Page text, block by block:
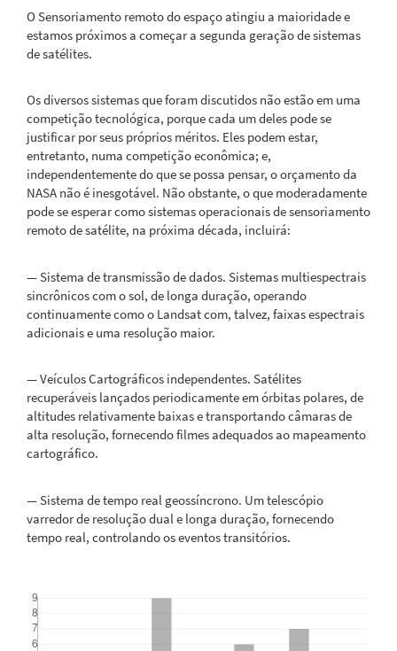
O Sensoriamento remoto do espaço atingiu a maioridade e
estamos próximos a começar a segunda geração de sistemas
de satélites.
Os diversos sistemas que foram discutidos não estão em uma
competição tecnológica, porque cada um deles pode se
justificar por seus próprios méritos. Eles podem estar,
entretanto, numa competição econômica; e,
independentemente do que se possa pensar, o orçamento da
NASA não é inesgotável. Não obstante, o que moderadamente
pode se esperar como sistemas operacionais de sensoriamento
remoto de satélite, na próxima década, incluirá:
— Sistema de transmissão de dados. Sistemas multiespectrais
sincrônicos com o sol, de longa duração, operando
continuamente como o Landsat com, talvez, faixas espectrais
adicionais e uma resolução maior.
— Veículos Cartográficos independentes. Satélites
recuperáveis lançados periodicamente em órbitas polares, de
altitudes relativamente baixas e transportando câmaras de
alta resolução, fornecendo filmes adequados ao mapeamento
cartográfico.
— Sistema de tempo real geossíncrono. Um telescópio
varredor de resolução dual e longa duração, fornecendo
tempo real, controlando os eventos transitórios.